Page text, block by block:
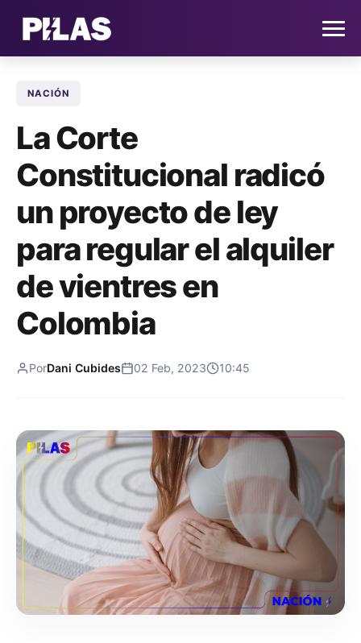
QUIÉNES SOMOS
CONTACTO
SUSCRÍBETE
NACIÓN
La Corte
Constitucional radicó
un proyecto de ley
para regular el alquiler
de vientres en
Colombia
PorDani Cubides 02 Feb, 2023 10:45